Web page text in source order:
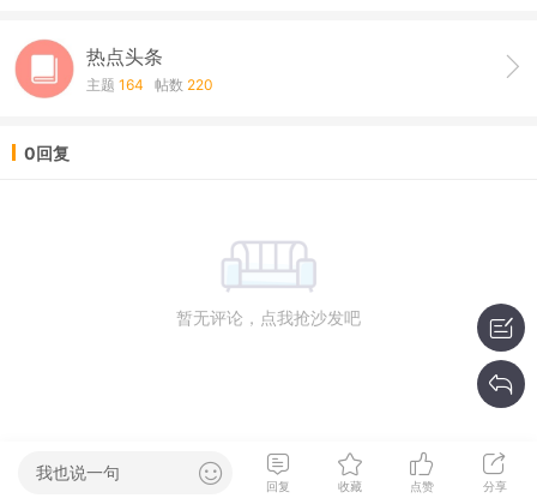
热点头条
主题 164 帖数 220
0回复
暂无评论，点我抢沙发吧
我也说一句
回复 收藏 点赞 分享